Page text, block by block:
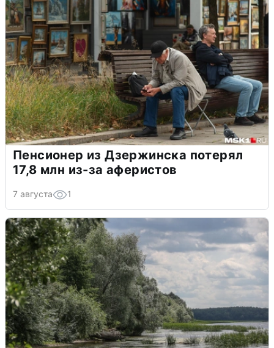
Пенсионер из Дзержинска потерял
17,8 млн из-за аферистов
7 августа 1